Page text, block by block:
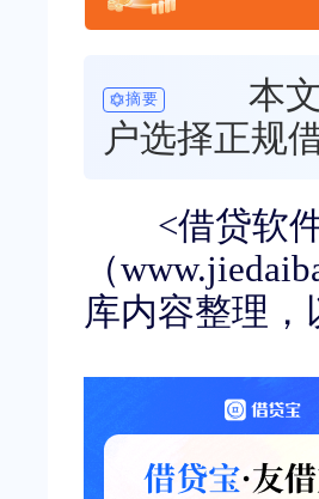
摘要
本文
户选择正规
<借贷软
（
库内容整理